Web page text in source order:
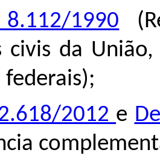
1990
civis da
federais);
2012 e